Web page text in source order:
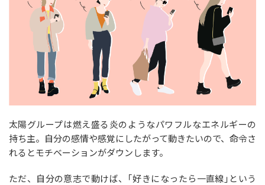
太陽グループは燃え盛る炎のようなパワフルなエネルギーの
持ち主。自分の感情や感覚にしたがって動きたいので、命令さ
れるとモチベーションがダウンします。
ただ、自分の意志で動けば、｢好きになったら一直線｣という